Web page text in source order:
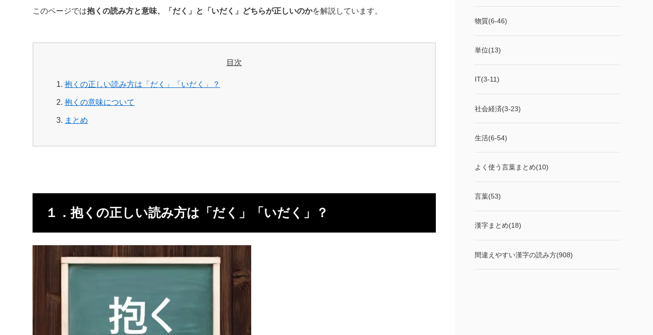
このページでは抱くの読み方と意味、「だく」と「いだく」どちらが正しいのかを解説しています。
目次
抱くの正しい読み方は「だく」「いだく」？
抱くの意味について
まとめ
１．抱くの正しい読み方は「だく」「いだく」？
物質(6-46)
単位(13)
IT(3-11)
社会経済(3-23)
生活(6-54)
よく使う言葉まとめ(10)
言葉(53)
漢字まとめ(18)
間違えやすい漢字の読み方(908)